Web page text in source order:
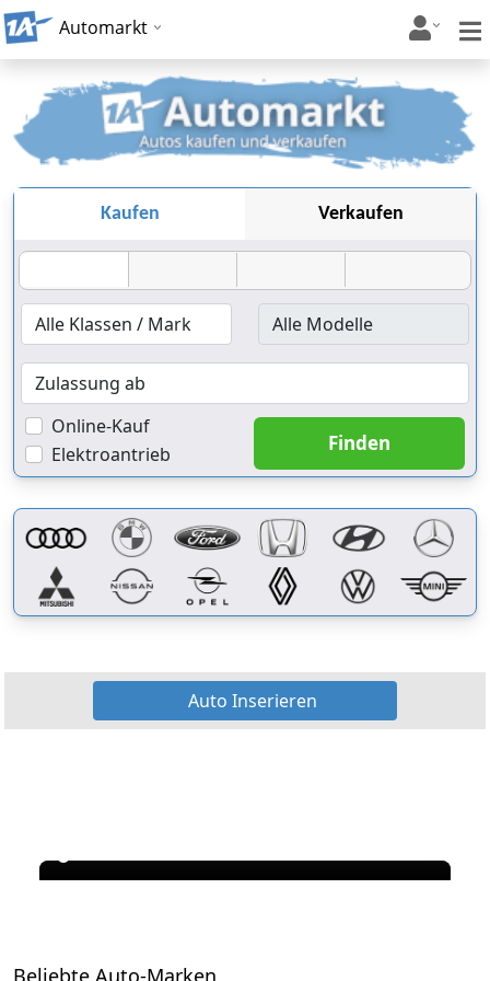
Automarkt
Kaufen Verkaufen
Online-Kauf
Elektroantrieb
Auto Inserieren
Beliebte Auto-Marken